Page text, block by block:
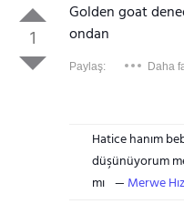
1
Golden goat
ondan
Paylaş: Daha
Hatice hanım
düşünüyorum
mı
Merwe